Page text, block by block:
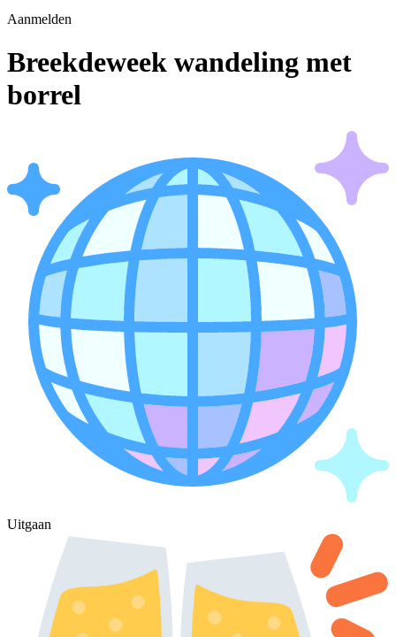
Aanmelden
Breekdeweek wandeling met
borrel
Uitgaan